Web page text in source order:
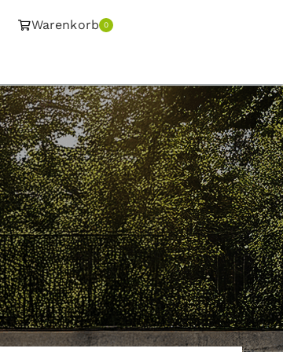
Warenkorb 0